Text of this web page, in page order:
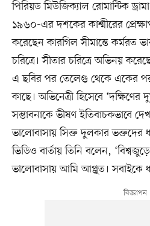
পিরিয়ড মিউজিক্যাল রোমান্টিক
১৯৬০-এর দশকের কাশ্মীরের
করেছেন কারগিল সীমান্তে কর্মরত
চরিত্রে। সীতার চরিত্রে অভিনয়
এ ছবির পর তেলেগু থেকে একের পর
কাছে। অভিনেত্রী হিসেবে ‘দক্ষিণের
সম্ভাবনাকে ভীষণ ইতিবাচকভাবে
ভালোবাসায় সিক্ত দুলকার ভক্তদের
ভিডিও বার্তায় তিনি বলেন,
ভালোবাসায় আমি আপ্লুত। সবাইকে